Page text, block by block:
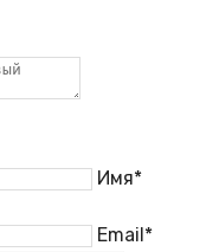
Имя*
Email*